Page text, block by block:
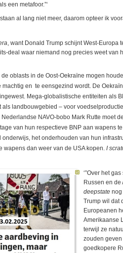
een metafoor.”‘
al lang niet meer, daarom opteer ik
, want Donald Trump schijnt West-Europa
deal waar niemand nog precies weet van
oblasts in de Oost-Oekraïne mogen
en te eensgezind wordt. De
Mega-globalistische entiteiten als
landbouwgebied – voor
NAVO-bobo Mark Rutte moet
van hun respectieve BNP aan wapens
het onderhouden van hun
wapens dan weer van de USA kopen. I
‘”Over het
Russen en de
deepstate nog
Trump wil dat
Europeanen
Amerikaanse
terwijl ze
zouden
goedkopere